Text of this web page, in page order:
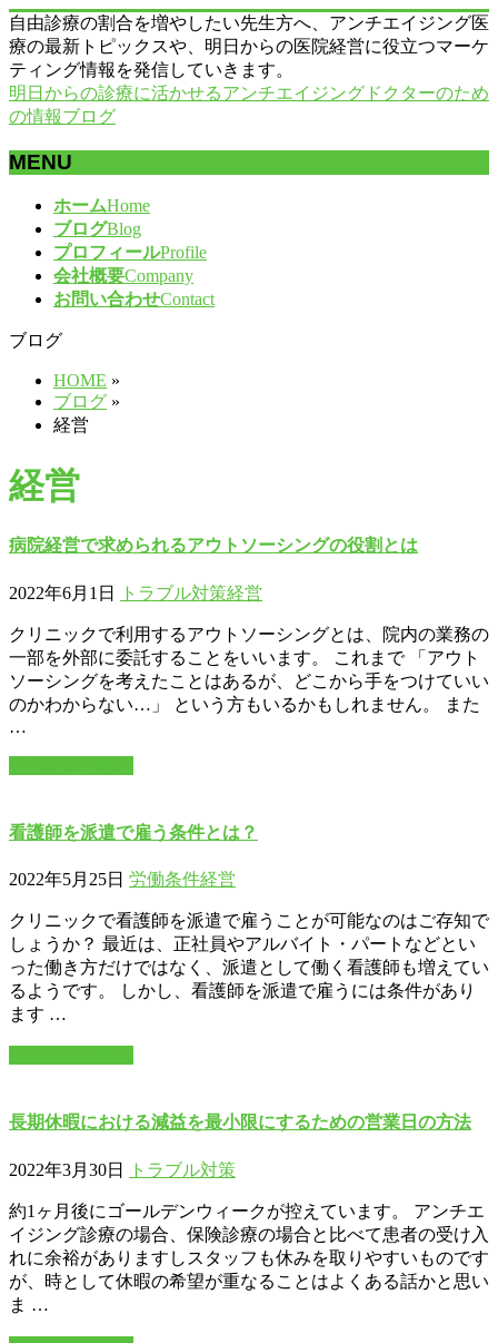
自由診療の割合を増やしたい先生方へ、アンチエイジング医
療の最新トピックスや、明日からの医院経営に役立つマーケ
ティング情報を発信していきます。
明日からの診療に活かせるアンチエイジングドクターのため
の情報ブログ
MENU
ば
ホームHome
ブログBlog
プロフィールProfile
会社概要Company
お問い合わせContact
ブログ
HOME »
ブログ »
経営
経営
病院経営で求められるアウトソーシングの役割とは
2022年6月1日 トラブル対策経営
クリニックで利用するアウトソーシングとは、院内の業務の
一部を外部に委託することをいいます。 これまで 「アウト
ソーシングを考えたことはあるが、どこから手をつけていい
のかわからない…」 という方もいるかもしれません。 また
…
看護師を派遣で雇う条件とは？
2022年5月25日 労働条件経営
クリニックで看護師を派遣で雇うことが可能なのはご存知で
しょうか？ 最近は、正社員やアルバイト・パートなどとい
った働き方だけではなく、派遣として働く看護師も増えてい
るようです。 しかし、看護師を派遣で雇うには条件があり
ます …
長期休暇における減益を最小限にするための営業日の方法
2022年3月30日 トラブル対策
約1ヶ月後にゴールデンウィークが控えています。 アンチエ
イジング診療の場合、保険診療の場合と比べて患者の受け入
れに余裕がありますしスタッフも休みを取りやすいものです
が、時として休暇の希望が重なることはよくある話かと思い
ま …